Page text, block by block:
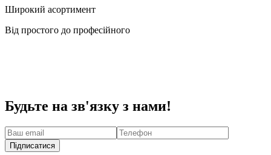
Широкий асортимент
Від простого до професійного
Будьте на зв'язку з нами!
Підписатися